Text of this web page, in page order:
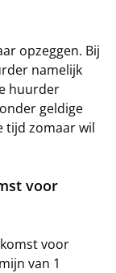
opzeggen. Bij
namelijk
huurder
geldige
tijd zomaar wil
voor
voor
van 1